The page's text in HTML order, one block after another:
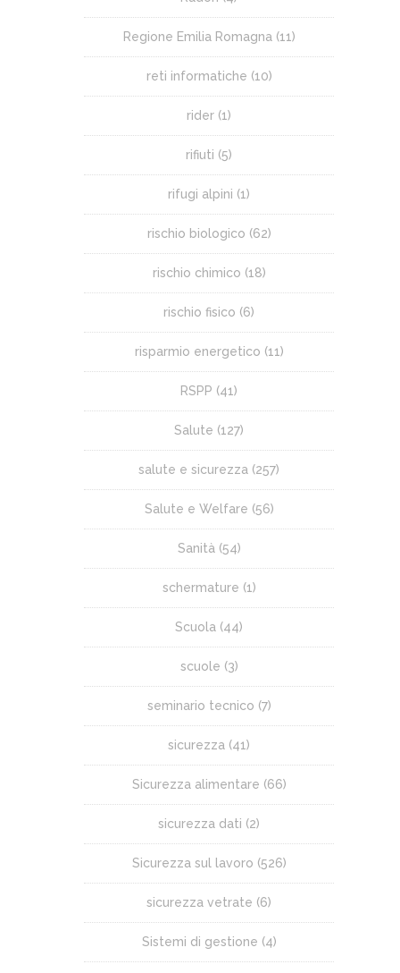
Regione Emilia Romagna (11)
reti informatiche (10)
rider (1)
rifiuti (5)
rifugi alpini (1)
rischio biologico (62)
rischio chimico (18)
rischio fisico (6)
risparmio energetico (11)
RSPP (41)
Salute (127)
salute e sicurezza (257)
Salute e Welfare (56)
Sanità (54)
schermature (1)
Scuola (44)
scuole (3)
seminario tecnico (7)
sicurezza (41)
Sicurezza alimentare (66)
sicurezza dati (2)
Sicurezza sul lavoro (526)
sicurezza vetrate (6)
Sistemi di gestione (4)